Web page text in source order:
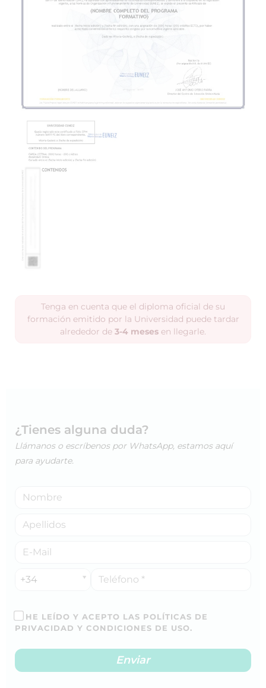
Tenga en cuenta que el diploma oficial de su
formación emitido por la Universidad puede tardar
alrededor de 3-4 meses en llegarle.
¿Tienes alguna duda?
Llámanos o escríbenos por WhatsApp, estamos aquí
para ayudarte.
+34
HE LEÍDO Y ACEPTO LAS POLÍTICAS DE
PRIVACIDAD Y CONDICIONES DE USO.